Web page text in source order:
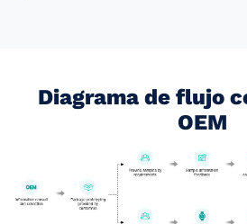
Diagrama de flujo
OEM